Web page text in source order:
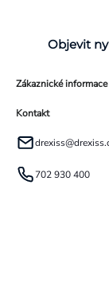
Objevit
Zákaznické informace
Kontakt
drexiss@
702 930 400